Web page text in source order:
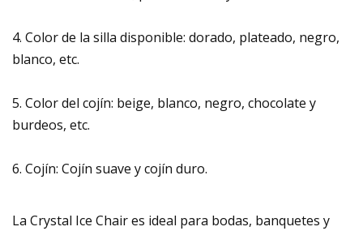
4. Color de la silla disponible: dorado, plateado, negro,
blanco, etc.
5. Color del cojín: beige, blanco, negro, chocolate y
burdeos, etc.
6. Cojín: Cojín suave y cojín duro.
La Crystal Ice Chair es ideal para bodas, banquetes y